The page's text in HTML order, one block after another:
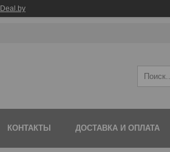
КОНТАКТЫ ДОСТАВКА И ОПЛАТА